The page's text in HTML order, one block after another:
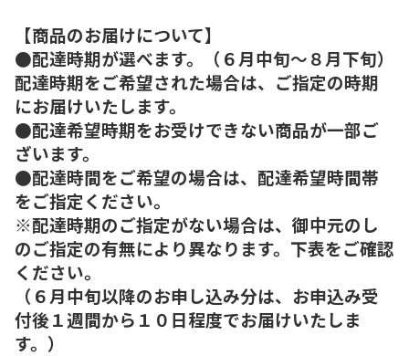
【商品のお届けについて】
●配達時期が選べます。（６月中旬～８月下旬）
配達時期をご希望された場合は、ご指定の時期
にお届けいたします。
●配達希望時期をお受けできない商品が一部ご
ざいます。
●配達時間をご希望の場合は、配達希望時間帯
をご指定ください。
※配達時期のご指定がない場合は、御中元のし
のご指定の有無により異なります。下表をご確認
ください。
（６月中旬以降のお申し込み分は、お申込み受
付後１週間から１０日程度でお届けいたしま
す。）